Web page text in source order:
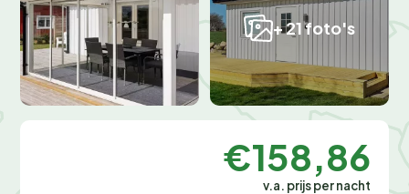
+ 21 foto's
€158,86
v.a. prijs per nacht